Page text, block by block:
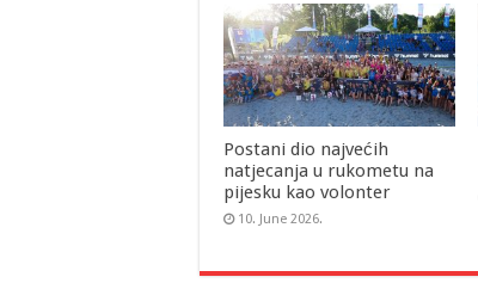
Postani dio najvećih
natjecanja u rukometu na
pijesku kao volonter
10. June 2026.